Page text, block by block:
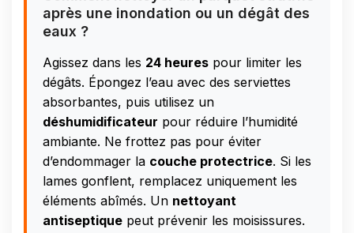
après une inondation ou un dégât des
eaux ?
Agissez dans les 24 heures pour limiter les
dégâts. Épongez l’eau avec des serviettes
absorbantes, puis utilisez un
déshumidificateur pour réduire l’humidité
ambiante. Ne frottez pas pour éviter
d’endommager la couche protectrice. Si les
lames gonflent, remplacez uniquement les
éléments abîmés. Un nettoyant
antiseptique peut prévenir les moisissures.